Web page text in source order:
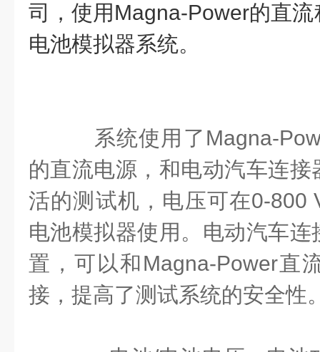
司，使用Magna-Power的直
电池模拟器系统。
系统使用了Magna-
的直流电源，和电动汽车连
活的测试机，电压可在0-800
电池模拟器使用。电动汽车
置，可以和Magna-Power直
接，提高了测试系统的安全性